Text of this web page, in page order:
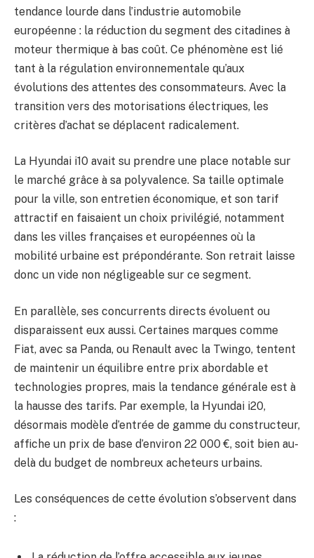
tendance lourde dans l’industrie automobile
européenne : la réduction du segment des citadines à
moteur thermique à bas coût. Ce phénomène est lié
tant à la régulation environnementale qu’aux
évolutions des attentes des consommateurs. Avec la
transition vers des motorisations électriques, les
critères d’achat se déplacent radicalement.
La Hyundai i10 avait su prendre une place notable sur
le marché grâce à sa polyvalence. Sa taille optimale
pour la ville, son entretien économique, et son tarif
attractif en faisaient un choix privilégié, notamment
dans les villes françaises et européennes où la
mobilité urbaine est prépondérante. Son retrait laisse
donc un vide non négligeable sur ce segment.
En parallèle, ses concurrents directs évoluent ou
disparaissent eux aussi. Certaines marques comme
Fiat, avec sa Panda, ou Renault avec la Twingo, tentent
de maintenir un équilibre entre prix abordable et
technologies propres, mais la tendance générale est à
la hausse des tarifs. Par exemple, la Hyundai i20,
désormais modèle d’entrée de gamme du constructeur,
affiche un prix de base d’environ 22 000 €, soit bien au-
delà du budget de nombreux acheteurs urbains.
Les conséquences de cette évolution s’observent dans
: